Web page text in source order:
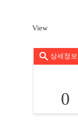
View
상세정보
0